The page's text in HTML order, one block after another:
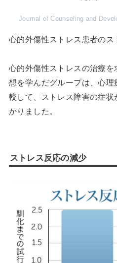
Journal of Counseling and
心的外傷性ストレス患者のス
心的外傷性ストレスの治療
想を学んだグループは、心
較して、ストレス障害の症
かりました。
ストレス反応の減少